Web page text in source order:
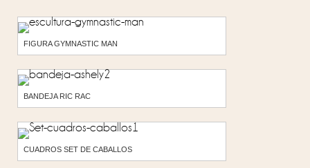
FIGURA GYMNASTIC MAN
BANDEJA RIC RAC
CUADROS SET DE CABALLOS